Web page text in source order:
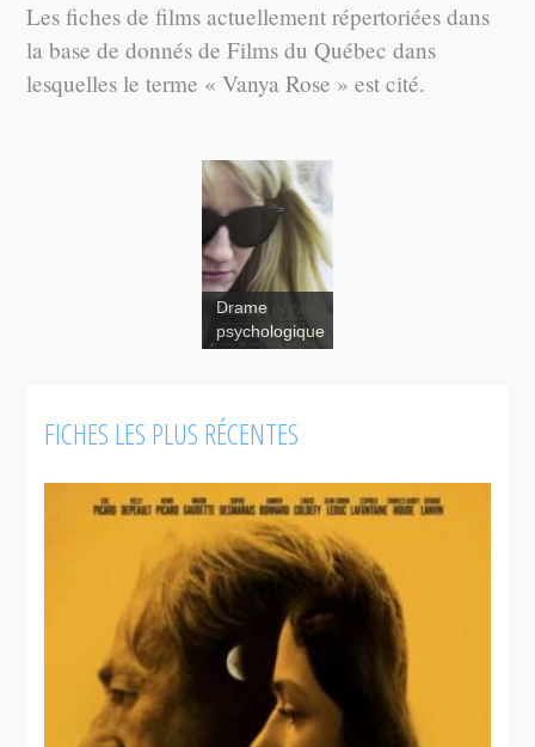
Les fiches de films actuellement répertoriées dans
la base de donnés de Films du Québec dans
lesquelles le terme « Vanya Rose » est cité.
Drame
psychologique
FICHES LES PLUS RÉCENTES